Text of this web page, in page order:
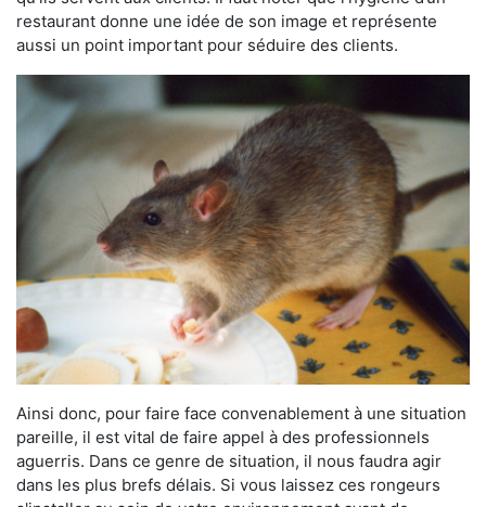
restaurant donne une idée de son image et représente
aussi un point important pour séduire des clients.
Ainsi donc, pour faire face convenablement à une situation
pareille, il est vital de faire appel à des professionnels
aguerris. Dans ce genre de situation, il nous faudra agir
dans les plus brefs délais. Si vous laissez ces rongeurs